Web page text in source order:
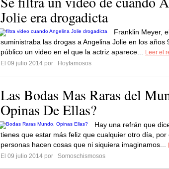
Jolie era drogadicta
Franklin Meyer,
suministraba las drogas a Angelina Jolie en los años
público un video en el que la actriz aparece...
Leer el
El 09 julio 2014 por
Hoyfamosos
Las Bodas Mas Raras del
Opinas De Ellas?
Hay una refrán que
tienes que estar más feliz que cualquier otro día, por
personas hacen cosas que ni siquiera imaginamos...
El 09 julio 2014 por
Somoschismosos